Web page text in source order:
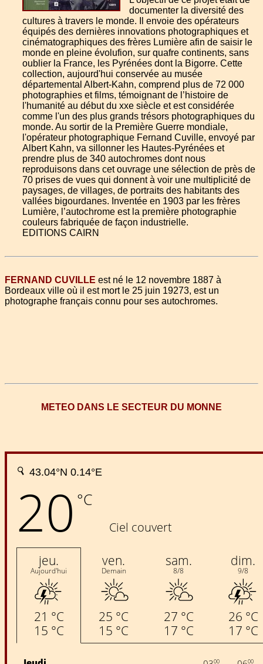
documenter la diversité des
cultures à travers le monde. Il envoie des opérateurs
équipés des dernières innovations photographiques et
cinématographiques des frères Lumière afin de saisir le
monde en pleine évolufion, sur quafre continents, sans
oublier la France, les Pyrénées dont la Bigorre. Cette
collection, aujourd'hui conservée au musée
départemental Albert-Kahn, comprend plus de 72 000
photographies et films, témoignant de l’histoire de
l'humanité au début du xxe siècle et est considérée
comme l'un des plus grands trésors photographiques du
monde. Au sortir de la Première Guerre mondiale,
l'opérateur photographique Fernand Cuville, envoyé par
Albert Kahn, va sillonner les Hautes-Pyrénées et
prendre plus de 340 autochromes dont nous
reproduisons dans cet ouvrage une sélection de près de
70 prises de vues qui donnent à voir une multiplicité de
paysages, de villages, de portraits des habitants des
vallées bigourdanes. Inventée en 1903 par les frères
Lumière, l’autochrome est la première photographie
couleurs fabriquée de façon industrielle.
EDITIONS CAIRN
FERNAND CUVILLE est né le 12 novembre 1887 à
Bordeaux ville où il est mort le 25 juin 19273, est un
photographe français connu pour ses autochromes.
METEO DANS LE SECTEUR DU MONNE